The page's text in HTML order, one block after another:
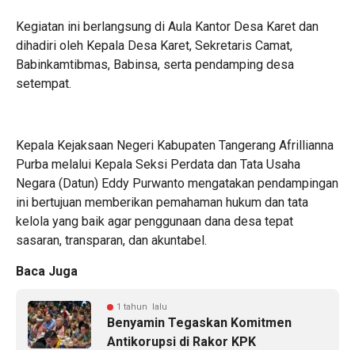
Kegiatan ini berlangsung di Aula Kantor Desa Karet dan
dihadiri oleh Kepala Desa Karet, Sekretaris Camat,
Babinkamtibmas, Babinsa, serta pendamping desa
setempat.
Kepala Kejaksaan Negeri Kabupaten Tangerang Afrillianna
Purba melalui Kepala Seksi Perdata dan Tata Usaha
Negara (Datun) Eddy Purwanto mengatakan pendampingan
ini bertujuan memberikan pemahaman hukum dan tata
kelola yang baik agar penggunaan dana desa tepat
sasaran, transparan, dan akuntabel.
Baca Juga
1 tahun lalu
Benyamin Tegaskan Komitmen
Antikorupsi di Rakor KPK